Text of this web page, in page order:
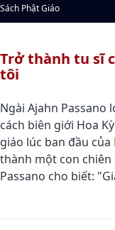
Sách Phật Giáo
Trở thành tu sĩ
tôi
Ngài Ajahn Passano
cách biên giới Hoa
giáo lúc ban đầu
thành một con chiên
Passano cho biết: